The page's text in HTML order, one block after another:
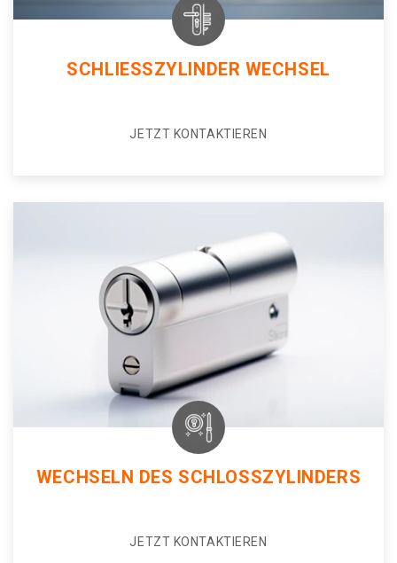
SCHLIESSZYLINDER WECHSEL
JETZT KONTAKTIEREN
WECHSELN DES SCHLOSSZYLINDERS
JETZT KONTAKTIEREN